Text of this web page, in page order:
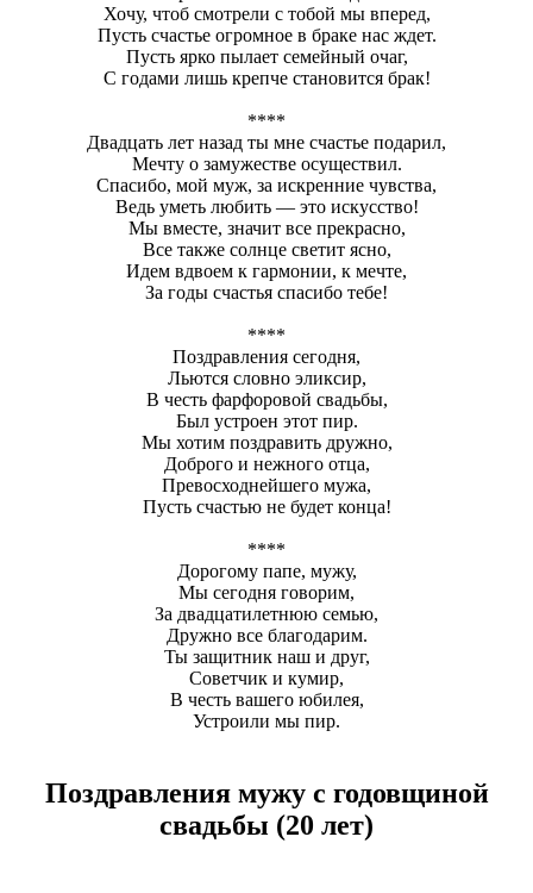
Хочу, чтоб смотрели с тобой мы вперед,
Пусть счастье огромное в браке нас ждет.
Пусть ярко пылает семейный очаг,
С годами лишь крепче становится брак!
****
Двадцать лет назад ты мне счастье подарил,
Мечту о замужестве осуществил.
Спасибо, мой муж, за искренние чувства,
Ведь уметь любить — это искусство!
Мы вместе, значит все прекрасно,
Все также солнце светит ясно,
Идем вдвоем к гармонии, к мечте,
За годы счастья спасибо тебе!
****
Поздравления сегодня,
Льются словно эликсир,
В честь фарфоровой свадьбы,
Был устроен этот пир.
Мы хотим поздравить дружно,
Доброго и нежного отца,
Превосходнейшего мужа,
Пусть счастью не будет конца!
****
Дорогому папе, мужу,
Мы сегодня говорим,
За двадцатилетнюю семью,
Дружно все благодарим.
Ты защитник наш и друг,
Советчик и кумир,
В честь вашего юбилея,
Устроили мы пир.
Поздравления мужу с годовщиной
свадьбы (20 лет)